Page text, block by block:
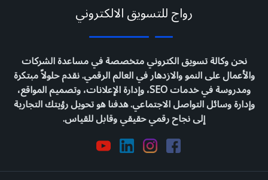
رواج للتسويق الالكتروني
نحن وكالة تسويق الكتروني متخصصة في مساعدة الشركات
والأعمال على النمو والازدهار في العالم الرقمي. نقدم حلولاً مبتكرة
ومدروسة في خدمات SEO، وإدارة الإعلانات، وتصميم المواقع،
وإدارة وسائل التواصل الاجتماعي. هدفنا هو تحويل رؤيتك التجارية
إلى نجاح رقمي حقيقي وقابل للقياس.